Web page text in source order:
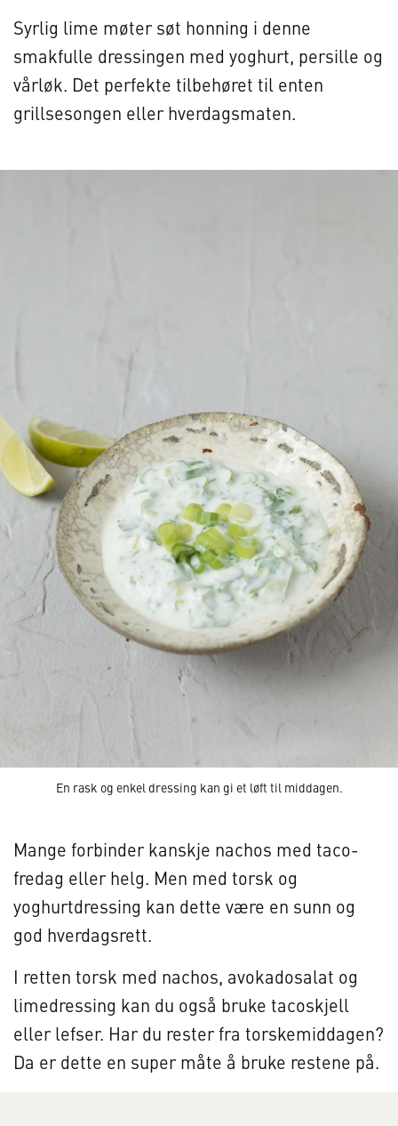
Syrlig lime møter søt honning i denne
smakfulle dressingen med yoghurt, persille og
vårløk. Det perfekte tilbehøret til enten
grillsesongen eller hverdagsmaten.
En rask og enkel dressing kan gi et løft til middagen.
Mange forbinder kanskje nachos med taco-
fredag eller helg. Men med torsk og
yoghurtdressing kan dette være en sunn og
god hverdagsrett.
I retten torsk med nachos, avokadosalat og
limedressing kan du også bruke tacoskjell
eller lefser. Har du rester fra torskemiddagen?
Da er dette en super måte å bruke restene på.